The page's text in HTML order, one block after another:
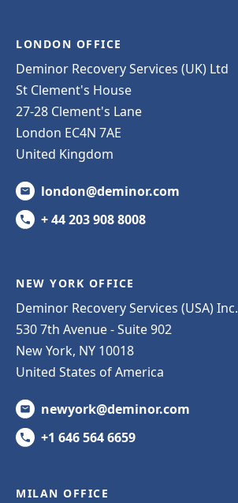
LONDON OFFICE
Deminor Recovery Services (UK) Ltd
St Clement's House
27-28 Clement's Lane
London EC4N 7AE
United Kingdom
london@deminor.com
+ 44 203 908 8008
NEW YORK OFFICE
Deminor Recovery Services (USA) Inc.
530 7th Avenue - Suite 902
New York, NY 10018
United States of America
newyork@deminor.com
+1 646 564 6659
MILAN OFFICE